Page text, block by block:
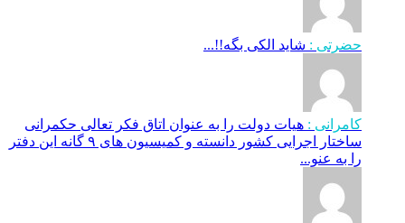
حضرتی : شاید الکی بگه!!...
کامرانی : هیات دولت را به عنوان اتاق فکر تعالی حکمرانی
ساختار اجرایی کشور دانسته و کمیسیون های ۹ گانه این دفتر
را به عنو...